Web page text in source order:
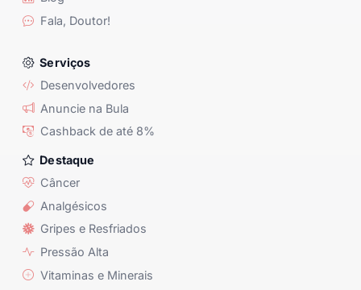
Fala, Doutor!
Serviços
Desenvolvedores
Anuncie na Bula
Cashback de até 8%
Destaque
Câncer
Analgésicos
Gripes e Resfriados
Pressão Alta
Vitaminas e Minerais